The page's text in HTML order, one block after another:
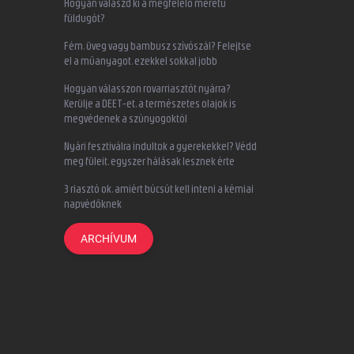
Hogyan válaszd ki a megfelelő méretű
füldugót?
Fém, üveg vagy bambusz szívószál? Felejtse
el a műanyagot, ezekkel sokkal jobb
Hogyan válasszon rovarriasztót nyárra?
Kerülje a DEET-et, a természetes olajok is
megvédenek a szúnyogoktól
Nyári fesztiválra indultok a gyerekekkel? Védd
meg füleit, egyszer hálásak lesznek érte
3 riasztó ok, amiért búcsút kell inteni a kémiai
napvédőknek
ARCHÍVUM